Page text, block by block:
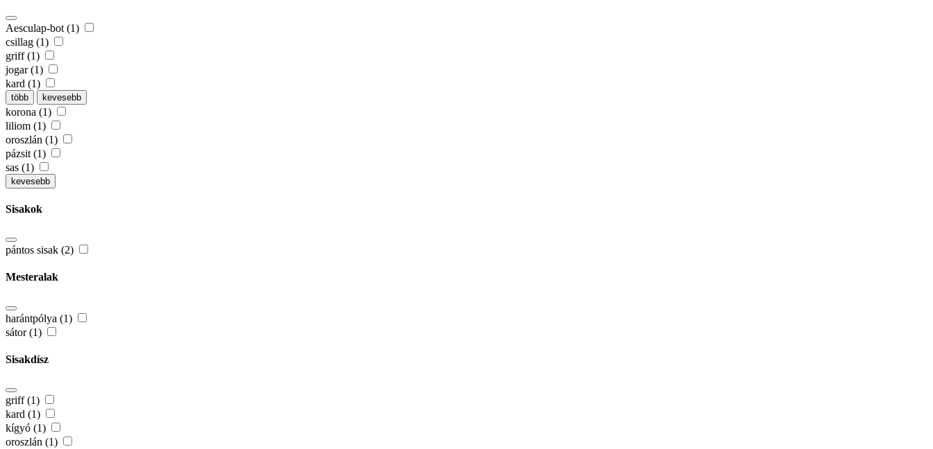
Aesculap-bot (1)
csillag (1)
griff (1)
jogar (1)
kard (1)
több kevesebb
korona (1)
liliom (1)
oroszlán (1)
pázsit (1)
sas (1)
kevesebb
Sisakok
pántos sisak (2)
Mesteralak
harántpólya (1)
sátor (1)
Sisakdísz
griff (1)
kard (1)
kígyó (1)
oroszlán (1)